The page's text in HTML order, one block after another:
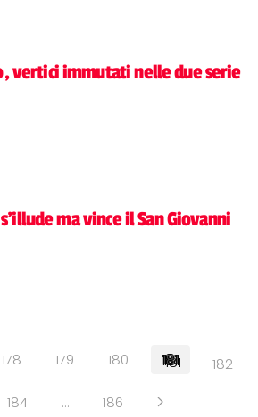
vertici immutati nelle due serie
ma vince il San Giovanni
178 179 180 181 182
184 … 186